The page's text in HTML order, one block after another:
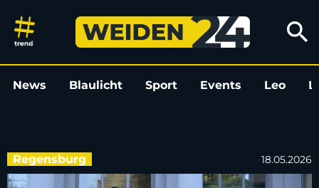
Verkäuferin in Regensburg
search
News Blaulicht Sport Events Leo
Regensburg 18.05.2026